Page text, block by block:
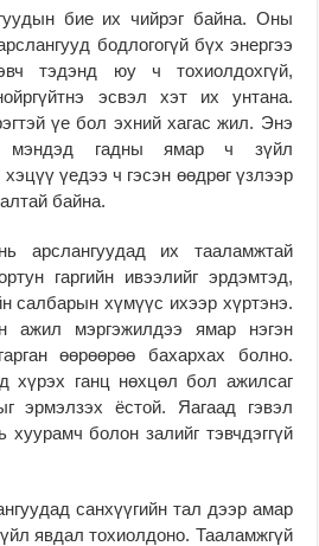
бие их чийрэг байна. Оны
бодлогогүй бүх энергээ
тэдэнд юу ч тохиолдохгүй,
эсвэл хэт их унтана.
үе бол эхний хагас жил. Энэ
мэндэд гадны ямар ч зүйл
үедээ ч гэсэн өөдрөг үзлээр
байна.
арслангуудад их тааламжтай
гаргийн ивээлийг эрдэмтэд,
салбарын хүмүүс ихээр хүртэнэ.
ажил мэргэжилдээ ямар нэгэн
өөрөөрөө бахархах болно.
хүрэх ганц нөхцөл бол ажилсаг
эрмэлзэх ёстой. Яагаад гэвэл
болон залийг тэвчдэггүй
санхүүгийн тал дээр амар
явдал тохиолдоно. Тааламжгүй